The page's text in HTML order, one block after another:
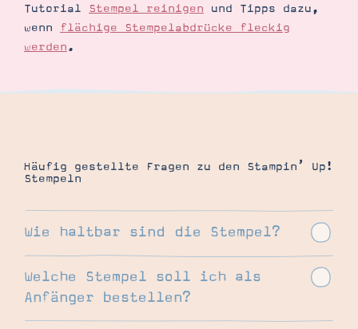
Tutorial Stempel reinigen und Tipps dazu,
wenn
flächige Stempelabdrücke fleckig
werden.
Häufig gestellte Fragen zu den Stampin’ Up!
Stempeln
Wie haltbar sind die Stempel?
Die ablösbaren Stempel aus Gummi sind
meiner Erfahrung nach so gut wie ewig
haltbar. Trotzdem sollten auch Gummistempel
regelmäßig mit dem Stampin’ Up! Reiniger
bearbeitet werden, damit der Stempel
Welche Stempel soll ich als
Anfänger bestellen?
Das ist ganz allgemein schwer zu
beantworten. Ein guter Einsteig ist meiner